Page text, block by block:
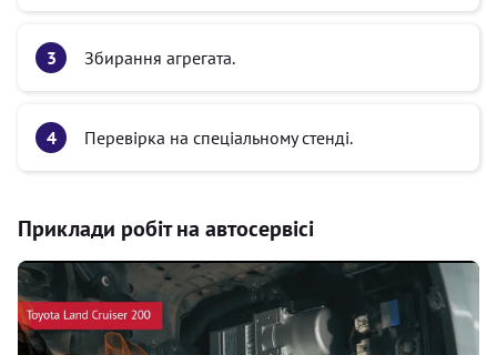
Збирання агрегата.
Перевірка на спеціальному стенді.
Приклади робіт на автосервісі